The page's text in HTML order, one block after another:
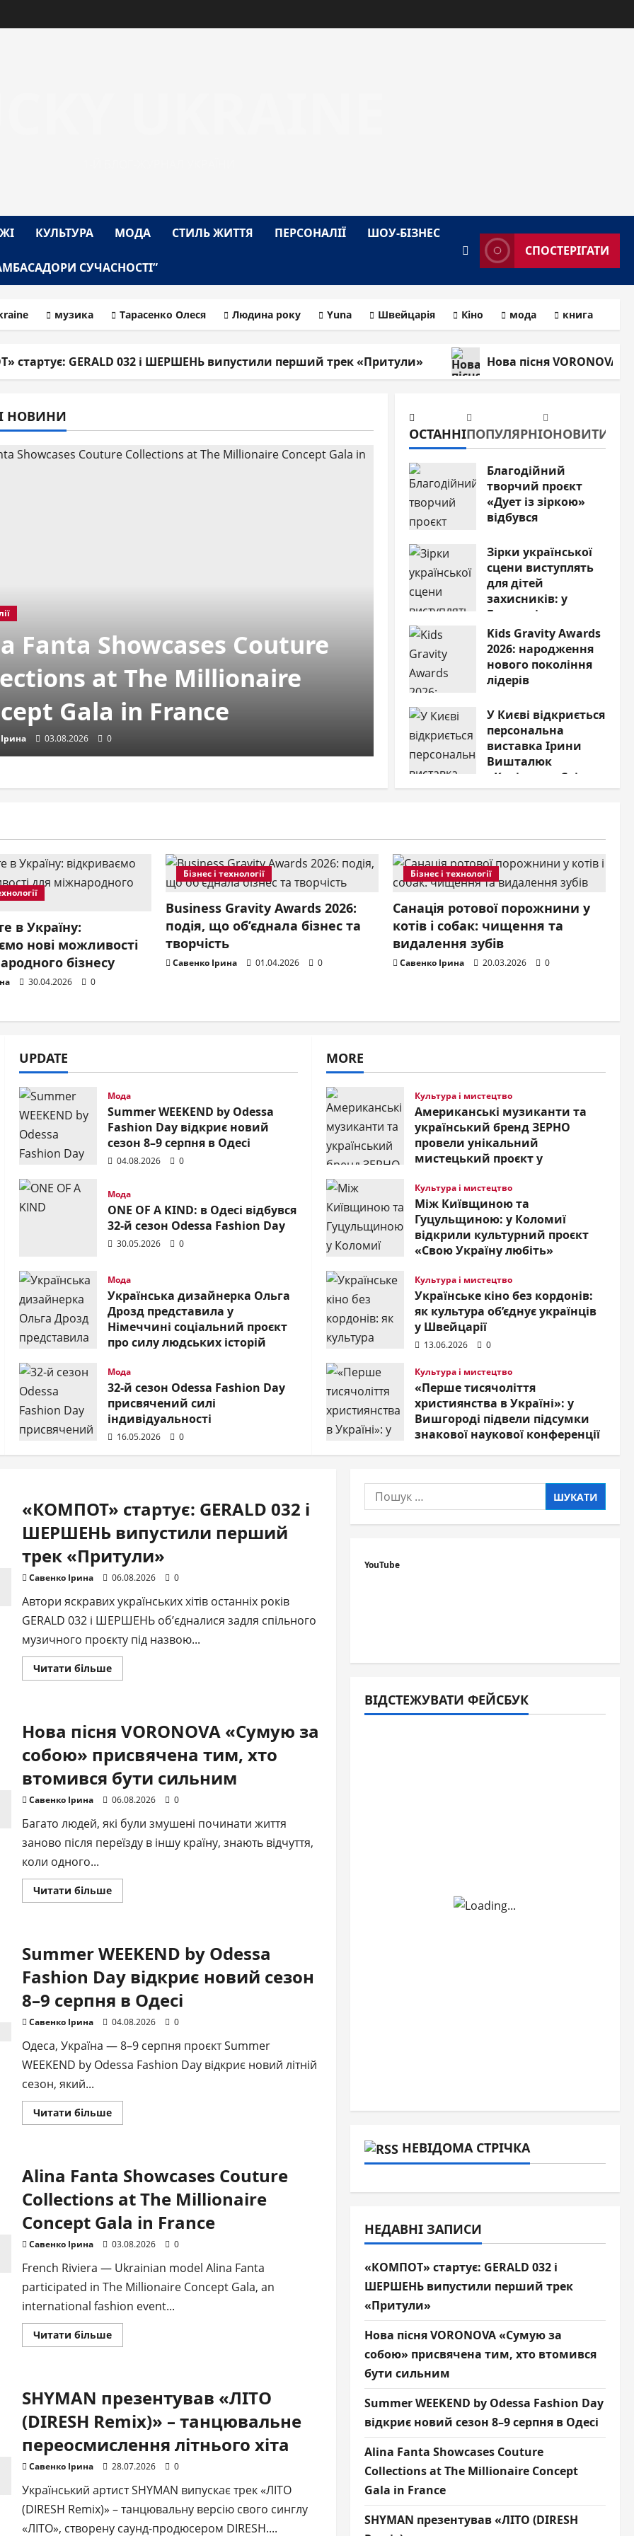
КУЛЬТУРА МОДА СТИЛЬ ЖИТТЯ ПЕРСОНАЛІЇ ШОУ-БІЗНЕС
СУЧАСНОСТІ”
СПОСТЕРІГАТИ
музика Тарасенко Олеся Людина року Yuna Швейцарія Кіно мода книга
стартує: GERALD 032 і ШЕРШЕНЬ випустили перший трек «Притули» Нова пісня
НОВИНИ
Fanta Showcases Couture
at The Millionaire
Gala in France
03.08.2026 0
зі штрафом 150
євро»: саундпродюсер
Масютка про секрети
шоу-бізнесу
Ahhatt здобула
нагороду за кліп з
“Born in Kyiv” та
новий
трек
Ірина
та проєкт «На Шапку»
свято дітям в
Франківській обласній
лікарні
14.07.2026 0
Together: як
та Україна
Ірина 12.06.2026 0
ОСТАННІПОПУЛЯРНІОНОВИТИ
Благодійний
творчий проєкт
«Дует із зіркою»
відбувся
Зірки української
сцени виступлять
для дітей
захисників: у
Буковелі
відбудеться
благодійний
концерт у межах
проєкту “Фенікс”
Kids Gravity Awards
2026: народження
нового покоління
лідерів
У Києві відкриється
персональна
виставка Ірини
Вишталюк
«Каріатиди Світла»
в Україну:
нові можливості
бізнесу
30.04.2026 0
Бізнес і технології
Business Gravity Awards 2026:
подія, що об’єднала бізнес та
творчість
Савенко Ірина 01.04.2026 0
Бізнес і технології
Санація ротової порожнини у
котів і собак: чищення та
видалення зубів
Савенко Ірина 20.03.2026 0
UPDATE
Мода
Summer WEEKEND by Odessa
Fashion Day відкриє новий
сезон 8–9 серпня в Одесі
04.08.2026 0
Мода
ONE OF A KIND: в Одесі відбувся
32-й сезон Odessa Fashion Day
30.05.2026 0
Мода
Українська дизайнерка Ольга
Дрозд представила у
Німеччині соціальний проєкт
про силу людських історій
Мода
32-й сезон Odessa Fashion Day
присвячений силі
індивідуальності
16.05.2026 0
MORE
Культура і мистецтво
Американські музиканти та
український бренд ЗЕРНО
провели унікальний
мистецький проєкт у
21.07.2026 0
Культура і мистецтво
Між Київщиною та
Гуцульщиною: у Коломиї
відкрили культурний проєкт
«Свою Україну любіть»
Культура і мистецтво
Українське кіно без кордонів:
як культура об’єднує українців
у Швейцарії
13.06.2026 0
Культура і мистецтво
«Перше тисячоліття
християнства в Україні»: у
Вишгороді підвели підсумки
знакової наукової конференції
16.05.2026 0
«КОМПОТ» стартує: GERALD 032 і
ШЕРШЕНЬ випустили перший
трек «Притули»
Савенко Ірина 06.08.2026 0
Автори яскравих українських хітів останніх років
GERALD 032 і ШЕРШЕНЬ об’єдналися задля спільного
музичного проєкту під назвою...
Читати більшеДокладніше
про
і
ШЕРШЕНЬ
перший
«Притули»
Нова пісня VORONOVA «Сумую за
собою» присвячена тим, хто
втомився бути сильним
Савенко Ірина 06.08.2026 0
Багато людей, які були змушені починати життя
заново після переїзду в іншу країну, знають відчуття,
коли одного...
Читати більшеДокладніше
про
за
собою»
присвячена
тим,
хто
втомився
бути
сильним
Summer WEEKEND by Odessa
Fashion Day відкриє новий сезон
8–9 серпня в Одесі
Савенко Ірина 04.08.2026 0
Одеса, Україна — 8–9 серпня проєкт Summer
WEEKEND by Odessa Fashion Day відкриє новий літній
сезон, який...
Читати більшеДокладніше
про
Fashion
Day
відкриє
новий
8–
9
серпня
в
Одесі
Alina Fanta Showcases Couture
Collections at The Millionaire
Concept Gala in France
Савенко Ірина 03.08.2026 0
French Riviera — Ukrainian model Alina Fanta
participated in The Millionaire Concept Gala, an
international fashion event...
Читати більшеДокладніше
про
Collections
at
The
Millionaire
Concept
Gala
in
France
SHYMAN презентував «ЛІТО
(DIRESH Remix)» – танцювальне
переосмислення літнього хіта
Савенко Ірина 28.07.2026 0
Український артист SHYMAN випускає трек «ЛІТО
(DIRESH Remix)» – танцювальну версію свого синглу
«ЛІТО», створену саунд-продюсером DIRESH....
Пошук:
YouTube
ВІДСТЕЖУВАТИ ФЕЙСБУК
НЕВІДОМА СТРІЧКА
НЕДАВНІ ЗАПИСИ
«КОМПОТ» стартує: GERALD 032 і
ШЕРШЕНЬ випустили перший трек
«Притули»
Нова пісня VORONOVA «Сумую за
собою» присвячена тим, хто втомився
бути сильним
Summer WEEKEND by Odessa Fashion Day
відкриє новий сезон 8–9 серпня в Одесі
Alina Fanta Showcases Couture
Collections at The Millionaire Concept
Gala in France
SHYMAN презентував «ЛІТО (DIRESH